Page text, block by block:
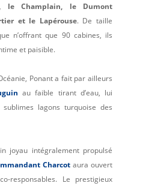
le Champlain, le Dumont
et le Lapérouse. De taille
n’offrant que 90 cabines, ils
et paisible.
Ponant a fait par ailleurs
au faible tirant d’eau, lui
lagons turquoise des
joyau intégralement propulsé
Charcotaura ouvert
responsables. Le prestigieux